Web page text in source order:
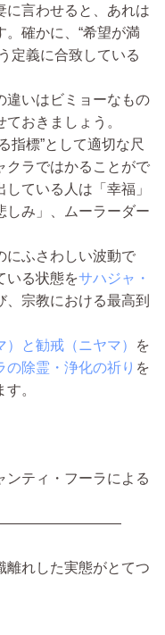
に言わせると、あれは
。確かに、“希望が満
定義に合致している
いはビミョーなもの
おきましょう。
指標”として適切な尺
クラではかることがで
ている人は「幸福」
しみ」、ムーラーダー
ふさわしい波動で
いる状態をサハジャ・
、宗教における最高到
）と勧戒（ニヤマ）
を
の除霊・浄化の祈り を
。
ンティ・フーラによる
離れした実態がとてつ